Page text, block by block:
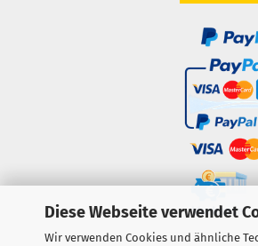
Diese Webseite verwendet
Wir verwenden Cookies und ähnliche